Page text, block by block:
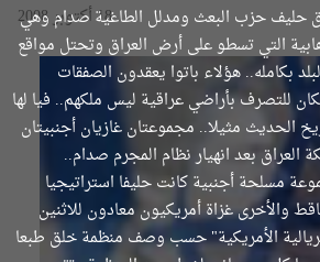
18 أكتوبر 2008
حليف حزب البعث ومدلل الطاغية صدام وهي
التي تسطو على أرض العراق وتحتل مواقع
بكامله.. هؤلاء باتوا يعقدون الصفقات
للتصرف بأراضي عراقية ليس ملكهم.. فيا لها
الحديث مثيلا.. مجموعتان غازيان أجنبيتان
العراق بعد انهيار نظام المجرم صدام..
مسلحة أجنبية كانت حليفا استراتيجيا
والأخرى غزاة أمريكيون معادون للاثنين
الأمريكية" حسب وصف منظمة خلق طبعا